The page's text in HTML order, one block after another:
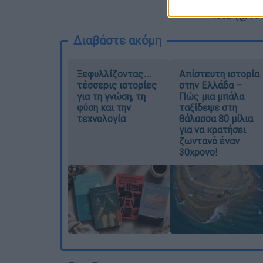
— wta
Διαβάστε ακόμη
Ξεφυλλίζοντας...
τέσσερις ιστορίες
για τη γνώση, τη
φύση και την
τεχνολογία
Απίστευτη ιστορία
στην Ελλάδα –
Πώς μια μπάλα
ταξίδεψε στη
θάλασσα 80 μίλια
για να κρατήσει
ζωντανό έναν
30χρονο!